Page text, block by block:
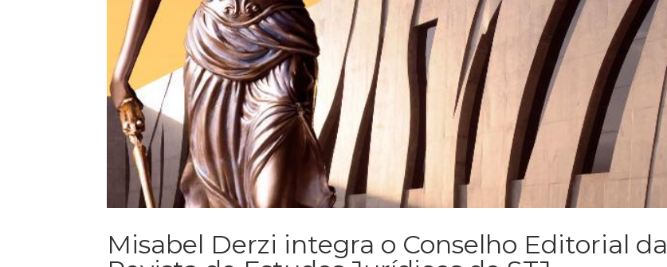
Misabel Derzi integra o Conselho Editorial da